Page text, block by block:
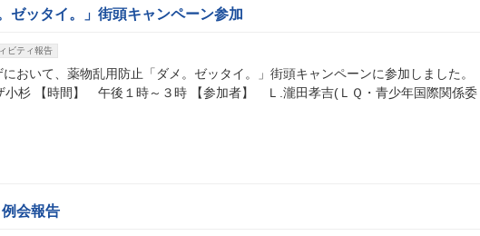
ゼッタイ。」街頭キャンペーン参加
ビティ報告
おいて、薬物乱用防止「ダメ。ゼッタイ。」街頭キャンペーンに参加しました。
小杉 【時間】 午後１時～３時 【参加者】 Ｌ.瀧田孝吉(ＬＱ・青少年国際関係委
会報告